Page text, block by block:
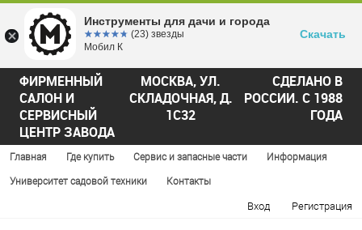
ФИРМЕННЫЙ
САЛОН И
СЕРВИСНЫЙ
ЦЕНТР ЗАВОДА
МОСКВА, УЛ.
СКЛАДОЧНАЯ, Д.
1С32
СДЕЛАНО В
РОССИИ. С 1988
ГОДА
Главная Где купить Сервис и запасные части Информация
Университет садовой техники Контакты
Вход Регистрация
Инструменты для дачи и города
☆☆☆☆☆
★★★★★ (23) звезды
Мобил К
Скачать